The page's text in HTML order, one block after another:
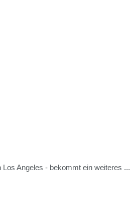
Angeles - bekommt ein weiteres ...